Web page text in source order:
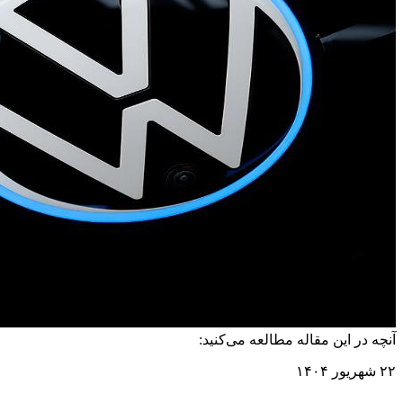
آنچه در این مقاله مطالعه می‌کنید:
۲۲ شهریور ۱۴۰۴